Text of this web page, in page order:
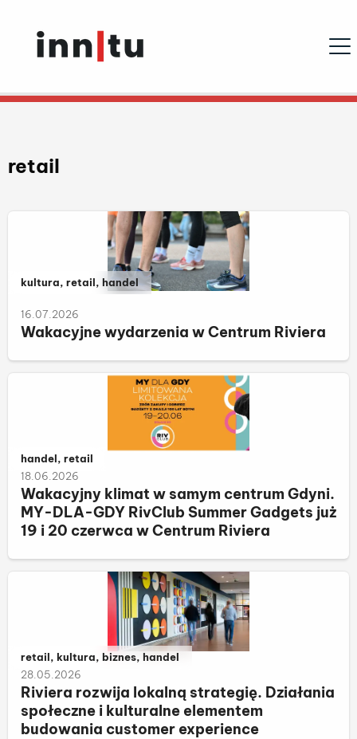
retail
Należy do kategorii:
kultura, retail, handel
16.07.2026
Wakacyjne wydarzenia w Centrum Riviera
Należy do kategorii:
handel, retail
18.06.2026
Wakacyjny klimat w samym centrum Gdyni.
MY-DLA-GDY RivClub Summer Gadgets już
19 i 20 czerwca w Centrum Riviera
Należy do kategorii:
retail, kultura, biznes, handel
28.05.2026
Riviera rozwija lokalną strategię. Działania
społeczne i kulturalne elementem
budowania customer experience